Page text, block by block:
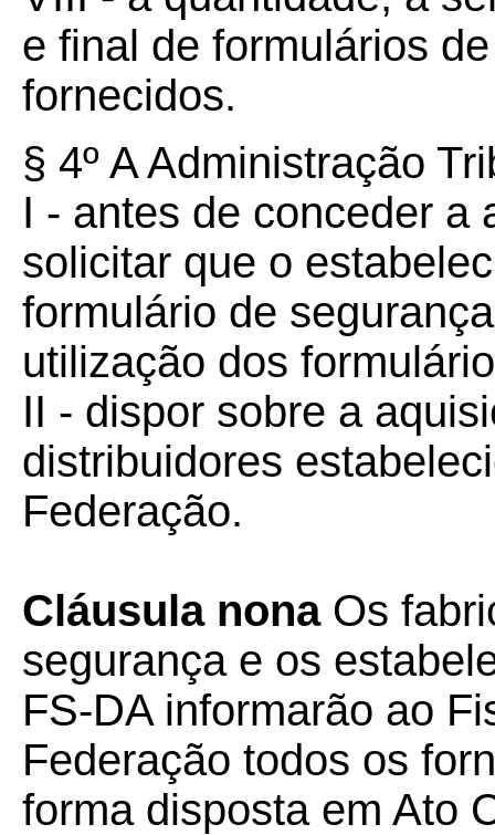
e final de formulários
fornecidos.
§ 4º A Administração
I - antes de conceder a
solicitar que o
formulário de
utilização dos
II - dispor sobre a
distribuidores
Federação.
Cláusula nonaOs
segurança e os
FS-DA informarão ao
Federação todos os
forma disposta em Ato